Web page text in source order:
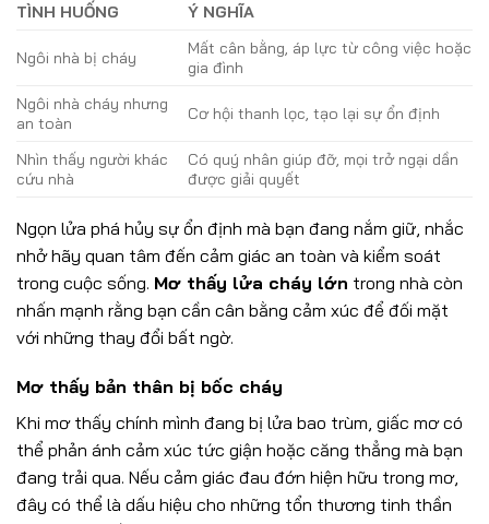
TÌNH HUỐNG Ý NGHĨA
Ngôi nhà bị cháy
Mất cân bằng, áp lực từ công việc hoặc
gia đình
Ngôi nhà cháy nhưng
an toàn
Cơ hội thanh lọc, tạo lại sự ổn định
Nhìn thấy người khác
cứu nhà
Có quý nhân giúp đỡ, mọi trở ngại dần
được giải quyết
Ngọn lửa phá hủy sự ổn định mà bạn đang nắm giữ, nhắc
nhở hãy quan tâm đến cảm giác an toàn và kiểm soát
trong cuộc sống. Mơ thấy lửa cháy lớn trong nhà còn
nhấn mạnh rằng bạn cần cân bằng cảm xúc để đối mặt
với những thay đổi bất ngờ.
Mơ thấy bản thân bị bốc cháy
Khi mơ thấy chính mình đang bị lửa bao trùm, giấc mơ có
thể phản ánh cảm xúc tức giận hoặc căng thẳng mà bạn
đang trải qua. Nếu cảm giác đau đớn hiện hữu trong mơ,
đây có thể là dấu hiệu cho những tổn thương tinh thần